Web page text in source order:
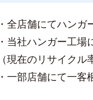
・全店舗にてハン
・当社ハンガー工場
（現在のリサイクル
・一部店舗にて一